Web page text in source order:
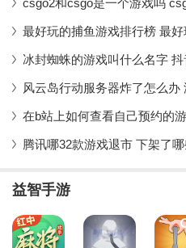
csgo2和csgo是一个游戏吗
最好玩的捕鱼游戏排行榜 最
冰封蜘蛛的游戏叫什么名字
风云岛行动服务器炸了怎么
在b站上如何查看自己预约的
腾讯哪32款游戏退市 下架了
益智手游